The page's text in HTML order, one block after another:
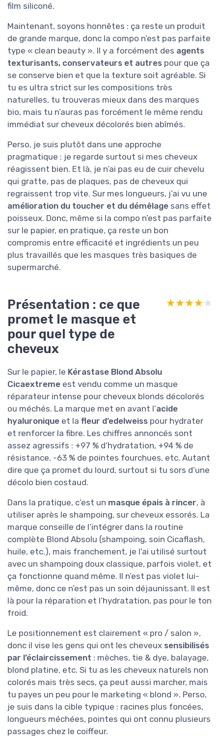
film siliconé.
Maintenant, soyons honnêtes : ça reste un produit
de grande marque, donc la compo n’est pas parfaite
type « clean beauty ». Il y a forcément des agents
texturisants, conservateurs et autres pour que ça
se conserve bien et que la texture soit agréable. Si
tu es ultra strict sur les compositions très
naturelles, tu trouveras mieux dans des marques
bio, mais tu n’auras pas forcément le même rendu
immédiat sur cheveux décolorés bien abîmés.
Perso, je suis plutôt dans une approche
pragmatique : je regarde surtout si mes cheveux
réagissent bien. Et là, je n’ai pas eu de cuir chevelu
qui gratte, pas de plaques, pas de cheveux qui
regraissent trop vite. Sur mes longueurs, j’ai vu une
amélioration du toucher et du démêlage sans effet
poisseux. Donc, même si la compo n’est pas parfaite
sur le papier, en pratique, ça reste un bon
compromis entre efficacité et ingrédients un peu
plus travaillés que les masques très basiques de
supermarché.
Présentation : ce que
promet le masque et
pour quel type de
cheveux
★★★★★
★★★★★
Sur le papier, le Kérastase Blond Absolu
Cicaextreme est vendu comme un masque
réparateur intense pour cheveux blonds décolorés
ou méchés. La marque met en avant l’acide
hyaluronique et la fleur d’edelweiss pour hydrater
et renforcer la fibre. Les chiffres annoncés sont
assez agressifs : +97 % d’hydratation, +94 % de
résistance, -63 % de pointes fourchues, etc. Autant
dire que ça promet du lourd, surtout si tu sors d’une
décolo bien costaud.
Dans la pratique, c’est un masque épais à rincer, à
utiliser après le shampoing, sur cheveux essorés. La
marque conseille de l’intégrer dans la routine
complète Blond Absolu (shampoing, soin Cicaflash,
huile, etc.), mais franchement, je l’ai utilisé surtout
avec un shampoing doux classique, parfois violet, et
ça fonctionne quand même. Il n’est pas violet lui-
même, donc ce n’est pas un soin déjaunissant. Il est
là pour la réparation et l’hydratation, pas pour le ton
froid.
Le positionnement est clairement « pro / salon »,
donc il vise les gens qui ont les cheveux sensibilisés
par l’éclaircissement : mèches, tie & dye, balayage,
blond platine, etc. Si tu as les cheveux naturels non
colorés mais très secs, ça peut aussi marcher, mais
tu payes un peu pour le marketing « blond ». Perso,
je suis dans la cible typique : racines plus foncées,
longueurs méchées, pointes qui ont connu plusieurs
passages chez le coiffeur.